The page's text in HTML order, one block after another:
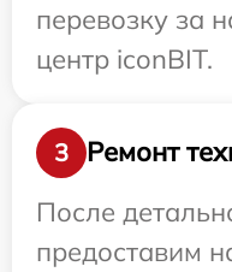
перевозку за
центр iconBIT.
3
Ремонт
После
предоставим